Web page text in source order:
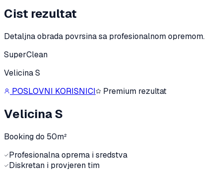
Cist rezultat
Detaljna obrada povrsina sa profesionalnom opremom.
SuperClean
Velicina S
POSLOVNI KORISNICI
Premium rezultat
Velicina S
Booking do 50m²
Profesionalna oprema i sredstva
Diskretan i provjeren tim